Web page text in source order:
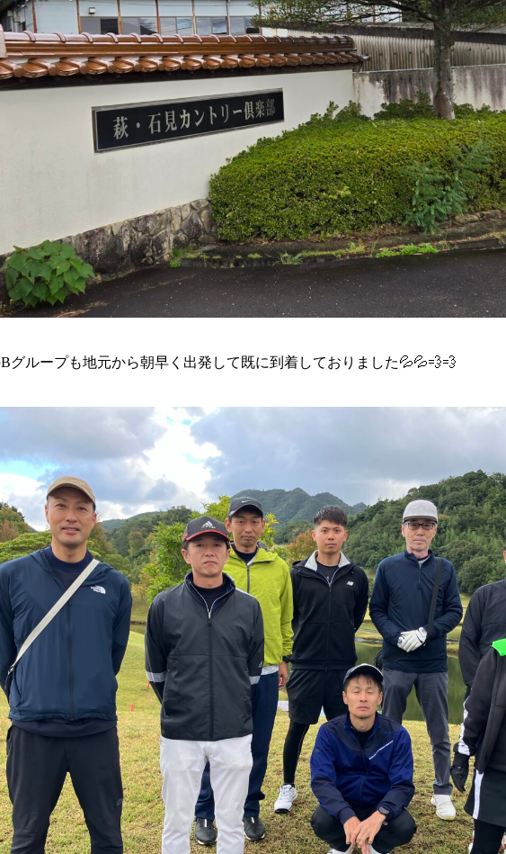
グループも地元から朝早く出発して既に到着しておりました💦💦💨💨